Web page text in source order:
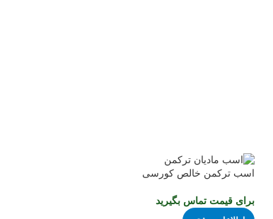
اسب ترکمن خالص کورسی
برای قیمت تماس بگیرید